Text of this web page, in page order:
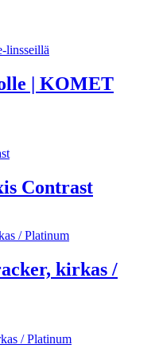
| KOMET
Contrast
kirkas /